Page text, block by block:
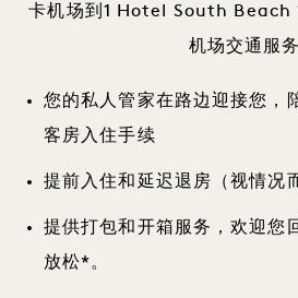
卡机场到1 Hotel South Beach
机场交通服务
您的私人管家在路边迎接您，
客房入住手续
提前入住和延迟退房（视情况
提供打包和开箱服务，欢迎您
放松*。